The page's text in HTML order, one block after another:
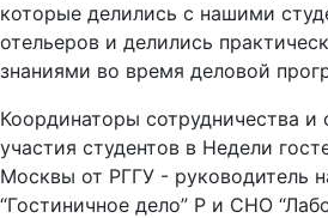
которые делились с нашими
отельеров и делились
знаниями во время деловой
Координаторы сотрудничества и
участия студентов в Недели
Москвы от РГГУ - руководитель
“Гостиничное дело” Р и СНО